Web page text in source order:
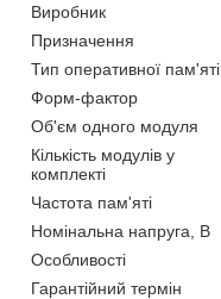
Виробник
Призначення
Тип оперативної пам'яті
Форм-фактор
Об'єм одного модуля
Кількість модулів у
комплекті
Частота пам'яті
Номінальна напруга, В
Особливості
Гарантійний термін